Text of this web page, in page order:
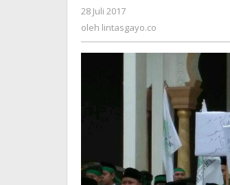
28 Juli 2017
lintasgayo.co
oleh lintasgayo.co